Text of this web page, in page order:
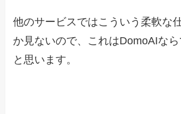
他のサービスではこういう柔軟な
か見ないので、これはDomoAIな
と思います。